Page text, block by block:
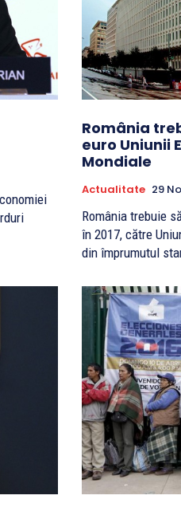
România
euro Uniunii
Mondiale
Actualitate 29
România trebuie
în 2017, către
din împrumutul